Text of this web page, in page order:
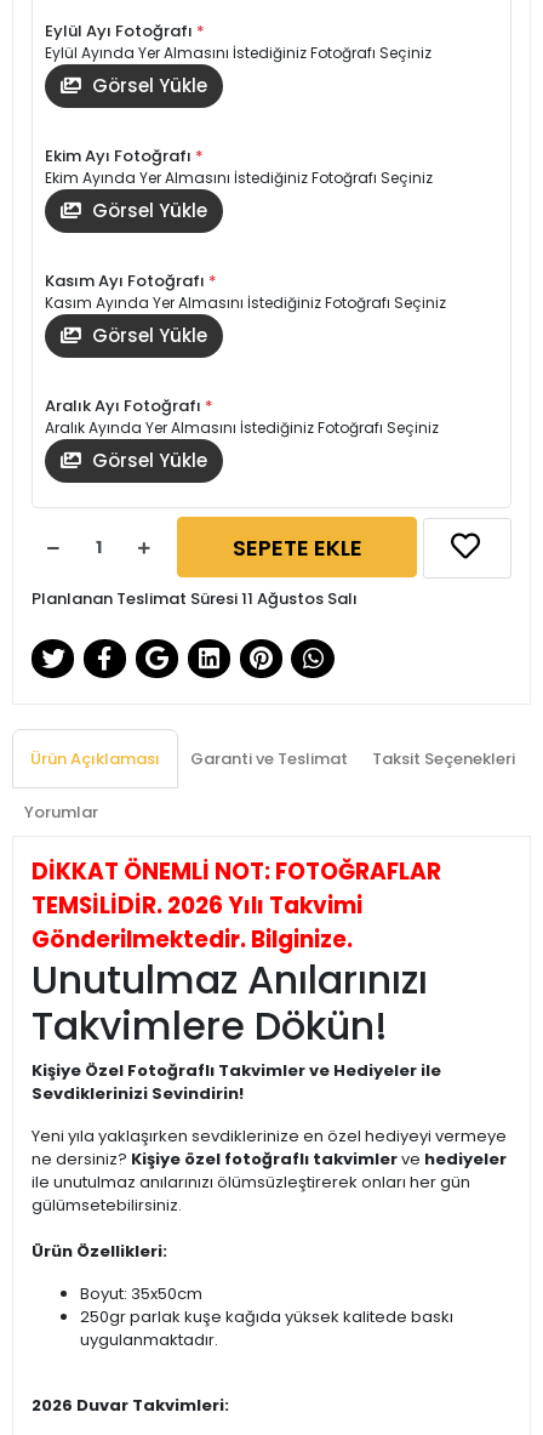
Eylül Ayı Fotoğrafı *
Eylül Ayında Yer Almasını İstediğiniz Fotoğrafı Seçiniz
Görsel Yükle
Ekim Ayı Fotoğrafı *
Ekim Ayında Yer Almasını İstediğiniz Fotoğrafı Seçiniz
Görsel Yükle
Kasım Ayı Fotoğrafı *
Kasım Ayında Yer Almasını İstediğiniz Fotoğrafı Seçiniz
Görsel Yükle
Aralık Ayı Fotoğrafı *
Aralık Ayında Yer Almasını İstediğiniz Fotoğrafı Seçiniz
Görsel Yükle
SEPETE EKLE
Planlanan Teslimat Süresi 11 Ağustos Salı
Ürün Açıklaması Garanti ve Teslimat Taksit Seçenekleri
Yorumlar
DİKKAT ÖNEMLİ NOT: FOTOĞRAFLAR
TEMSİLİDİR. 2026 Yılı Takvimi
Gönderilmektedir. Bilginize.
Unutulmaz Anılarınızı
Takvimlere Dökün!
Kişiye Özel Fotoğraflı Takvimler ve Hediyeler ile
Sevdiklerinizi Sevindirin!
Yeni yıla yaklaşırken sevdiklerinize en özel hediyeyi vermeye
ne dersiniz? Kişiye özel fotoğraflı takvimlerve hediyeler
ile unutulmaz anılarınızı ölümsüzleştirerek onları her gün
gülümsetebilirsiniz.
Ürün Özellikleri:
Boyut: 35x50cm
250gr parlak kuşe kağıda yüksek kalitede baskı
uygulanmaktadır.
2026 Duvar Takvimleri: